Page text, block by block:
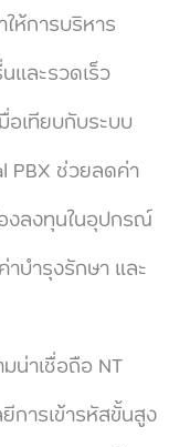
ห้การบริหาร
และรวดเร็ว
อเทียบกับระบบ
PBX ช่วยลดค่า
งลงทุนในอุปกรณ์
บำรุงรักษา และ
น่าเชื่อถือ NT
การเข้ารหัสขั้นสูง